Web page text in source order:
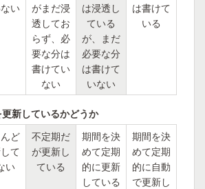
い
がまだ浸
透してお
らず、必
要な分は
書けてい
ない
は浸透し
ている
が、まだ
必要な分
は書けて
いない
は書けて
いる
新しているかどうか
ど
て
い
不定期だ
が更新し
ている
期間を決
めて定期
的に更新
している
期間を決
めて定期
的に自動
で更新し